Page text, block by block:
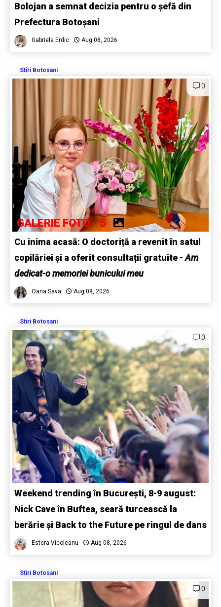
Bolojan a semnat decizia pentru o șefă din
Prefectura Botoșani
Gabriela Erdic Aug 08, 2026
Stiri Botosani
0
GALERIE FOTO - 5
Cu inima acasă: O doctoriță a revenit în satul
copilăriei și a oferit consultații gratuite -Am
dedicat-o memoriei bunicului meu
Oana Sava Aug 08, 2026
Stiri Botosani
0
Weekend trending în București, 8-9 august:
Nick Cave în Buftea, seară turcească la
berărie și Back to the Future pe ringul de dans
Estera Vicoleanu Aug 08, 2026
Stiri Botosani
0